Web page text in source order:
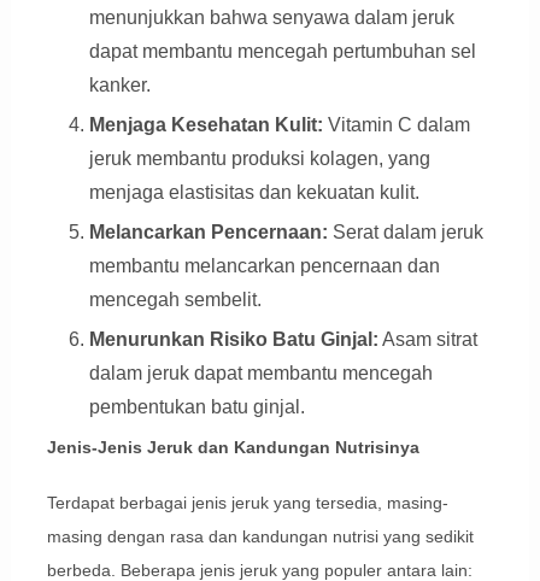
menunjukkan bahwa senyawa dalam jeruk
dapat membantu mencegah pertumbuhan sel
kanker.
Menjaga Kesehatan Kulit: Vitamin C dalam
jeruk membantu produksi kolagen, yang
menjaga elastisitas dan kekuatan kulit.
Melancarkan Pencernaan: Serat dalam jeruk
membantu melancarkan pencernaan dan
mencegah sembelit.
Menurunkan Risiko Batu Ginjal: Asam sitrat
dalam jeruk dapat membantu mencegah
pembentukan batu ginjal.
Jenis-Jenis Jeruk dan Kandungan Nutrisinya
Terdapat berbagai jenis jeruk yang tersedia, masing-
masing dengan rasa dan kandungan nutrisi yang sedikit
berbeda. Beberapa jenis jeruk yang populer antara lain: